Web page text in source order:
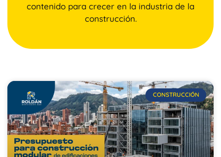
contenido para crecer en la industria de la
construcción.
CONSTRUCCIÓN